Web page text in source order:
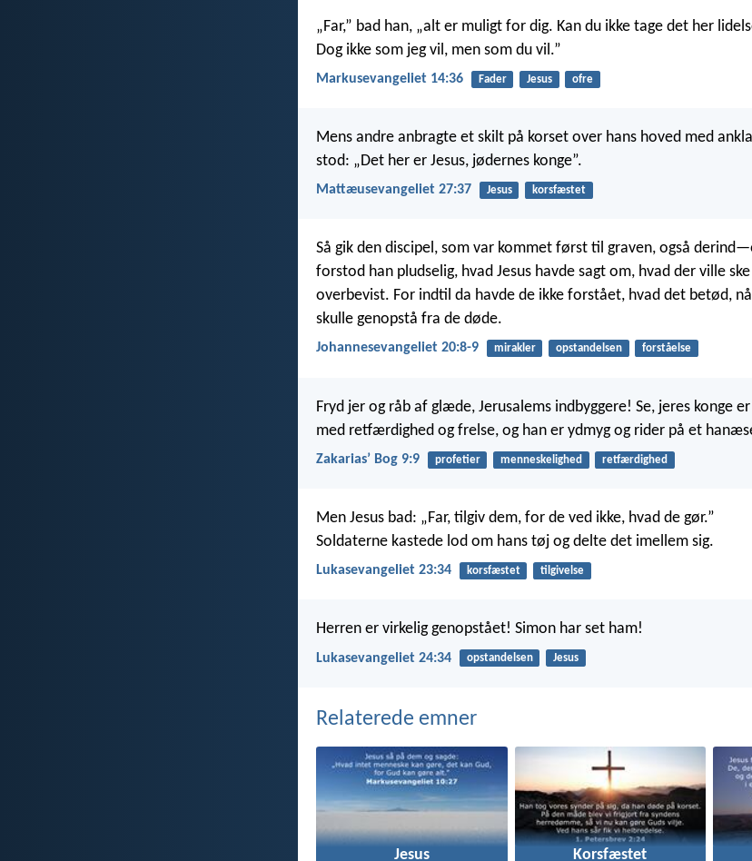
„Far,” bad han, „alt er muligt for dig. Kan du ikke tage det her
Dog ikke som jeg vil, men som du vil.”
Markusevangeliet 14:36 Fader Jesus ofre
Mens andre anbragte et skilt på korset over hans hoved med
stod: „Det her er Jesus, jødernes konge”.
Mattæusevangeliet 27:37 Jesus korsfæstet
Så gik den discipel, som var kommet først til graven, også
forstod han pludselig, hvad Jesus havde sagt om, hvad der ville
overbevist. For indtil da havde de ikke forstået, hvad det betød,
skulle genopstå fra de døde.
Johannesevangeliet 20:8-9 mirakler opstandelsen forståelse
Fryd jer og råb af glæde, Jerusalems indbyggere! Se, jeres konge
med retfærdighed og frelse, og han er ydmyg og rider på et
Zakariasʼ Bog 9:9 profetier menneskelighed retfærdighed
Men Jesus bad: „Far, tilgiv dem, for de ved ikke, hvad de gør.”
Soldaterne kastede lod om hans tøj og delte det imellem sig.
Lukasevangeliet 23:34 korsfæstet tilgivelse
Herren er virkelig genopstået! Simon har set ham!
Lukasevangeliet 24:34 opstandelsen Jesus
Relaterede emner
Jesus Korsfæstet